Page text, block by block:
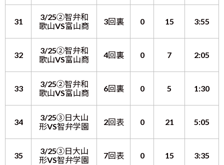
31
3/25②智弁和
歌山VS富山商
3回裏 0 15 3:55
32
3/25②智弁和
歌山VS富山商
4回裏 0 7 2:05
33
3/25②智弁和
歌山VS富山商
6回裏 0 5 1:30
34
3/25③日大山
形VS智弁学園
2回表 0 21 5:05
35
3/25③日大山
形VS智弁学園
7回表 0 15 3:35